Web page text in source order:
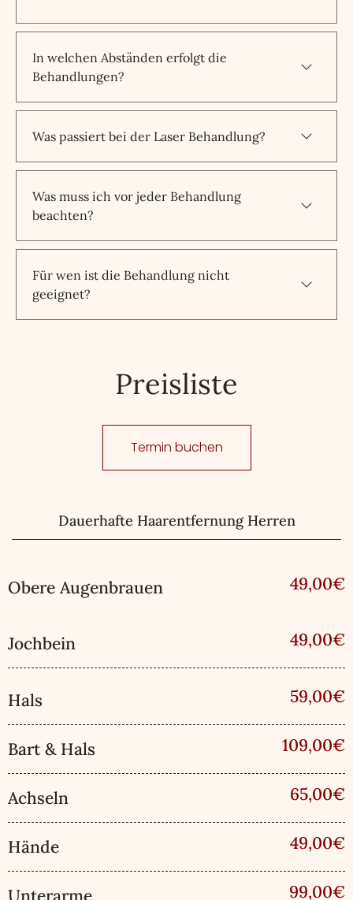
In welchen Abständen erfolgt die
Behandlungen?
Was passiert bei der Laser Behandlung?
Was muss ich vor jeder Behandlung
beachten?
Für wen ist die Behandlung nicht
geeignet?
Preisliste
Termin buchen
Dauerhafte Haarentfernung Herren
Obere Augenbrauen 49,00€
Jochbein 49,00€
Hals 59,00€
Bart & Hals 109,00€
Achseln 65,00€
Hände 49,00€
Unterarme 99,00€